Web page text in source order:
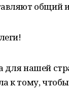
общий
для нашей
к тому,